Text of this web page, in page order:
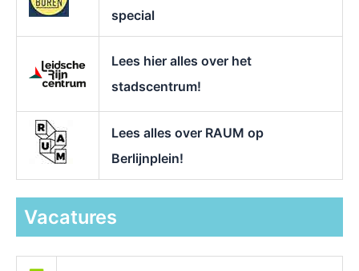
special
Lees hier alles over het
stadscentrum!
Lees alles over RAUM op
Berlijnplein!
Vacatures